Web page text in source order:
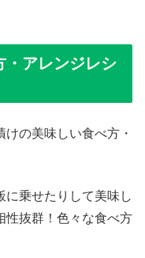
・アレンジレシ
の美味しい食べ方・
に乗せたりして美味し
性抜群！色々な食べ方